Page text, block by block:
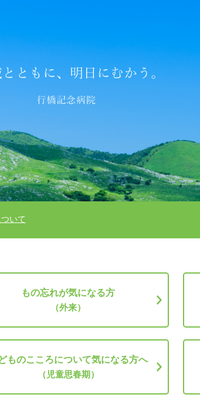
いて
もの忘れが気になる方
（外来）
ものこころについて気になる方へ
（児童思春期）